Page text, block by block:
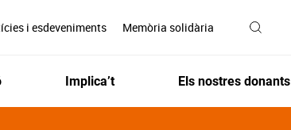
i esdeveniments Memòria solidària
Implica’t Els nostres donants